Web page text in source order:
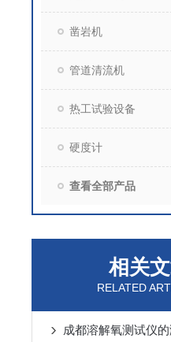
凿岩机
管道清流机
热工试验设备
硬度计
查看全部产品
相关
RELATED